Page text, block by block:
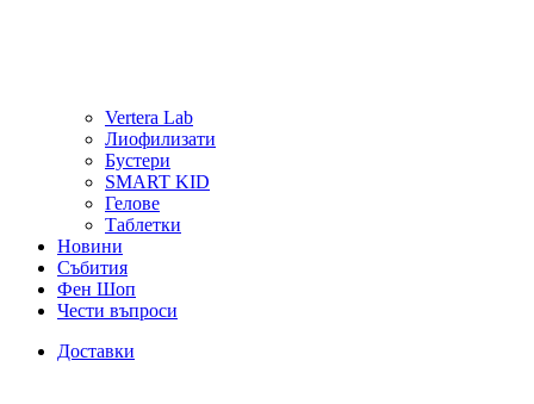
Vertera Lab
Лиофилизати
Бустери
SMART KID
Гелове
Таблетки
Новини
Събития
Фен Шоп
Чести въпроси
Доставки